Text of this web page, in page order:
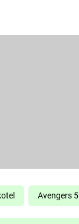
Avengers 5